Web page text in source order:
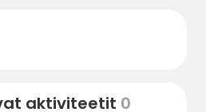
cocktail-baareja,
Kaupungin
aktiviteetit 0